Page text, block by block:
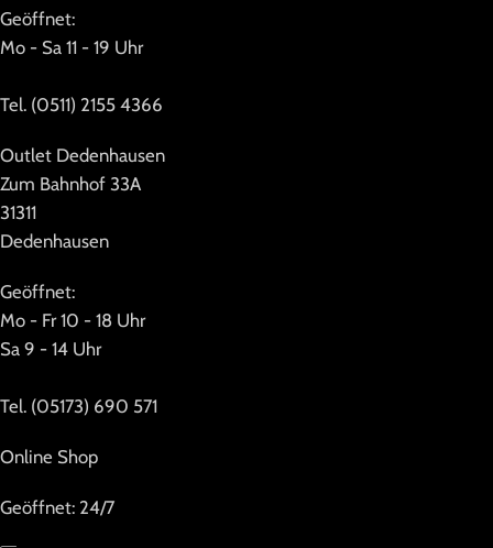
Geöffnet:
Mo - Sa 11 - 19 Uhr
Tel. (0511) 2155 4366
Outlet Dedenhausen
Zum Bahnhof 33A
31311
Dedenhausen
Geöffnet:
Mo - Fr 10 - 18 Uhr
Sa 9 - 14 Uhr
Tel. (05173) 690 571
Online Shop
Geöffnet: 24/7